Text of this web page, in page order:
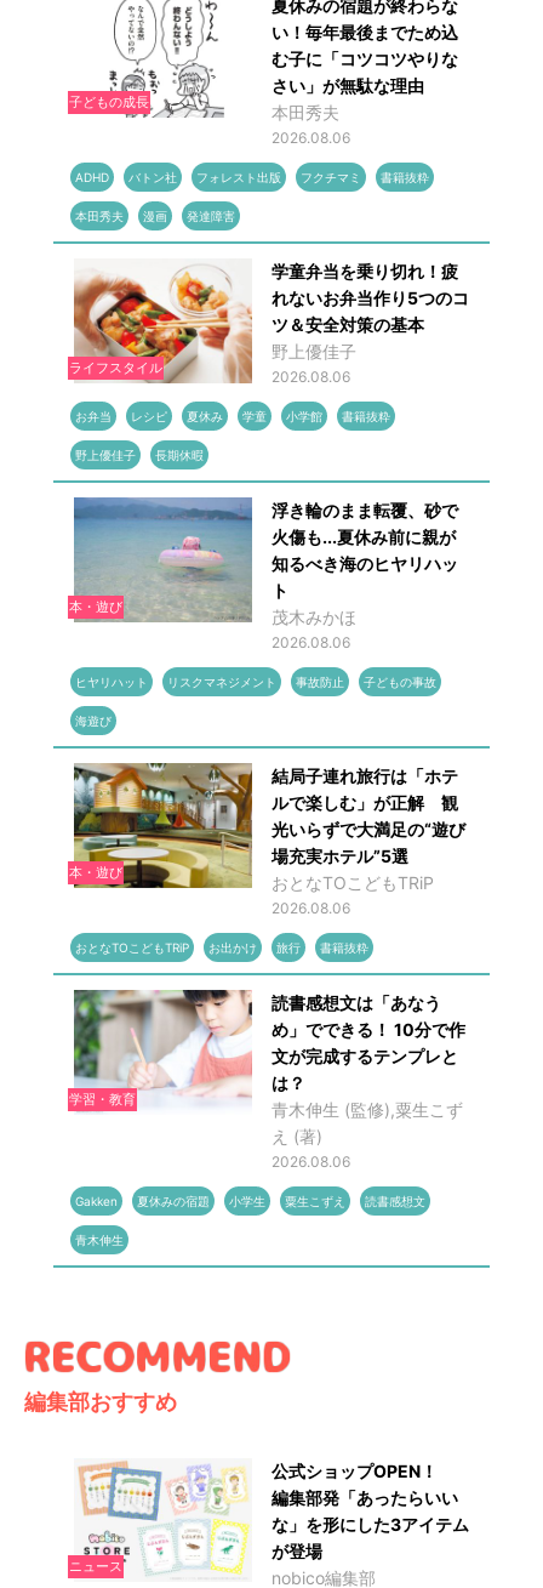
子どもの成長
夏休みの宿題が終わらな
い！毎年最後までため込
む子に「コツコツやりな
さい」が無駄な理由
本田秀夫
2026.08.06
ADHD バトン社 フォレスト出版 フクチマミ 書籍抜粋
本田秀夫 漫画 発達障害
ライフスタイル
学童弁当を乗り切れ！疲
れないお弁当作り5つのコ
ツ＆安全対策の基本
野上優佳子
2026.08.06
お弁当 レシピ 夏休み 学童 小学館 書籍抜粋
野上優佳子 長期休暇
本・遊び
浮き輪のまま転覆、砂で
火傷も...夏休み前に親が
知るべき海のヒヤリハッ
ト
茂木みかほ
2026.08.06
ヒヤリハット リスクマネジメント 事故防止 子どもの事故
海遊び
本・遊び
結局子連れ旅行は「ホテ
ルで楽しむ」が正解 観
光いらずで大満足の“遊び
場充実ホテル”5選
おとなTOこどもTRiP
2026.08.06
おとなTOこどもTRiP お出かけ 旅行 書籍抜粋
学習・教育
読書感想文は「あなう
め」でできる！ 10分で作
文が完成するテンプレと
は？
青木伸生 (監修),粟生こず
え (著)
2026.08.06
Gakken 夏休みの宿題 小学生 粟生こずえ 読書感想文
青木伸生
編集部おすすめ
ニュース
公式ショップOPEN！
編集部発「あったらいい
な」を形にした3アイテム
が登場
nobico編集部